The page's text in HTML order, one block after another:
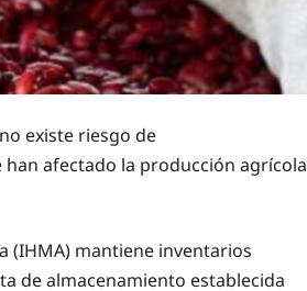
existe riesgo de
afectado la producción agrícola
(IHMA) mantiene inventarios
de almacenamiento establecida